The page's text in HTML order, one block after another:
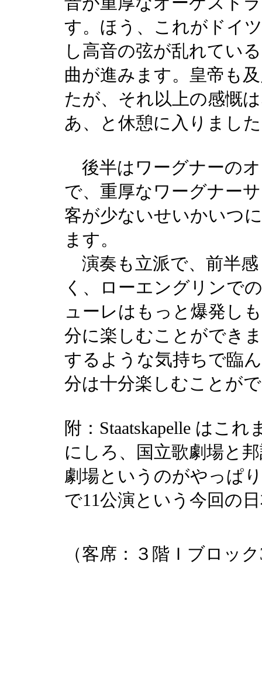
す。ほう、これがドイ
し高音の弦が乱れてい
曲が進みます。皇帝も
たが、それ以上の感慨
あ、と休憩に入りまし
後半はワーグナーの
で、重厚なワーグナー
客が少ないせいかいつ
ます。
演奏も立派で、前半
く、ローエングリンで
ューレはもっと爆発し
分に楽しむことができ
するような気持ちで臨
分は十分楽しむことが
附：Staatskapelle はこ
にしろ、国立歌劇場と
劇場というのがやっぱ
で11公演という今回の
（客席：３階Ｉブロッ